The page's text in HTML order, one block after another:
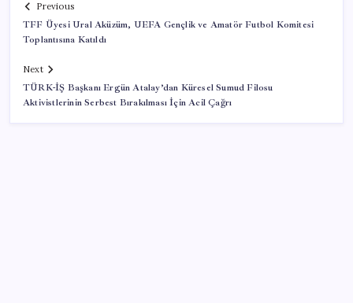
Previous
TFF Üyesi Ural Aküzüm, UEFA Gençlik ve Amatör Futbol Komitesi
Toplantısına Katıldı
Next
TÜRK-İŞ Başkanı Ergün Atalay’dan Küresel Sumud Filosu
Aktivistlerinin Serbest Bırakılması İçin Acil Çağrı